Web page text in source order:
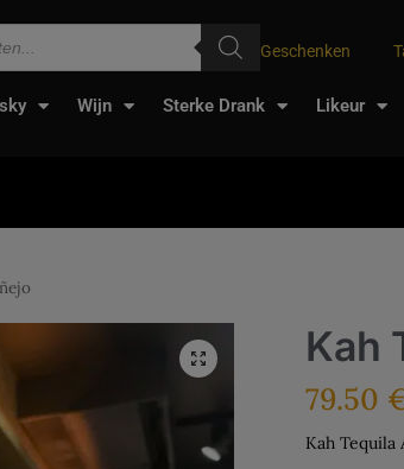
Geschenken
Wijn Sterke Drank Likeur
Kah
79.50
Kah Tequila